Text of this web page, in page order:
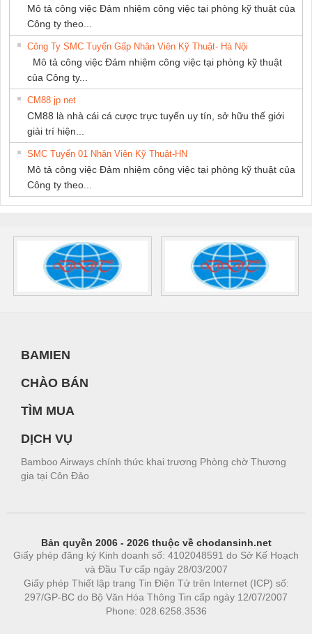
Mô tả công việc Đảm nhiệm công việc tại phòng kỹ thuật của
Công ty theo...
Công Ty SMC Tuyển Gấp Nhân Viên Kỹ Thuật- Hà Nội
Mô tả công việc Đảm nhiệm công việc tại phòng kỹ thuật
của Công ty...
CM88 jp net
CM88 là nhà cái cá cược trực tuyến uy tín, sở hữu thế giới
giải trí hiện...
SMC Tuyển 01 Nhân Viên Kỹ Thuật-HN
Mô tả công việc Đảm nhiệm công việc tại phòng kỹ thuật của
Công ty theo...
BAMIEN
CHÀO BÁN
TÌM MUA
DỊCH VỤ
Bamboo Airways chính thức khai trương Phòng chờ Thương
gia tại Côn Đảo
Bản quyền 2006 - 2026 thuộc về chodansinh.net
Giấy phép đăng ký Kinh doanh số: 4102048591 do Sở Kế Hoạch
và Đầu Tư cấp ngày 28/03/2007
Giấy phép Thiết lập trang Tin Điện Tử trên Internet (ICP) số:
297/GP-BC do Bộ Văn Hóa Thông Tin cấp ngày 12/07/2007
Phone: 028.6258.3536